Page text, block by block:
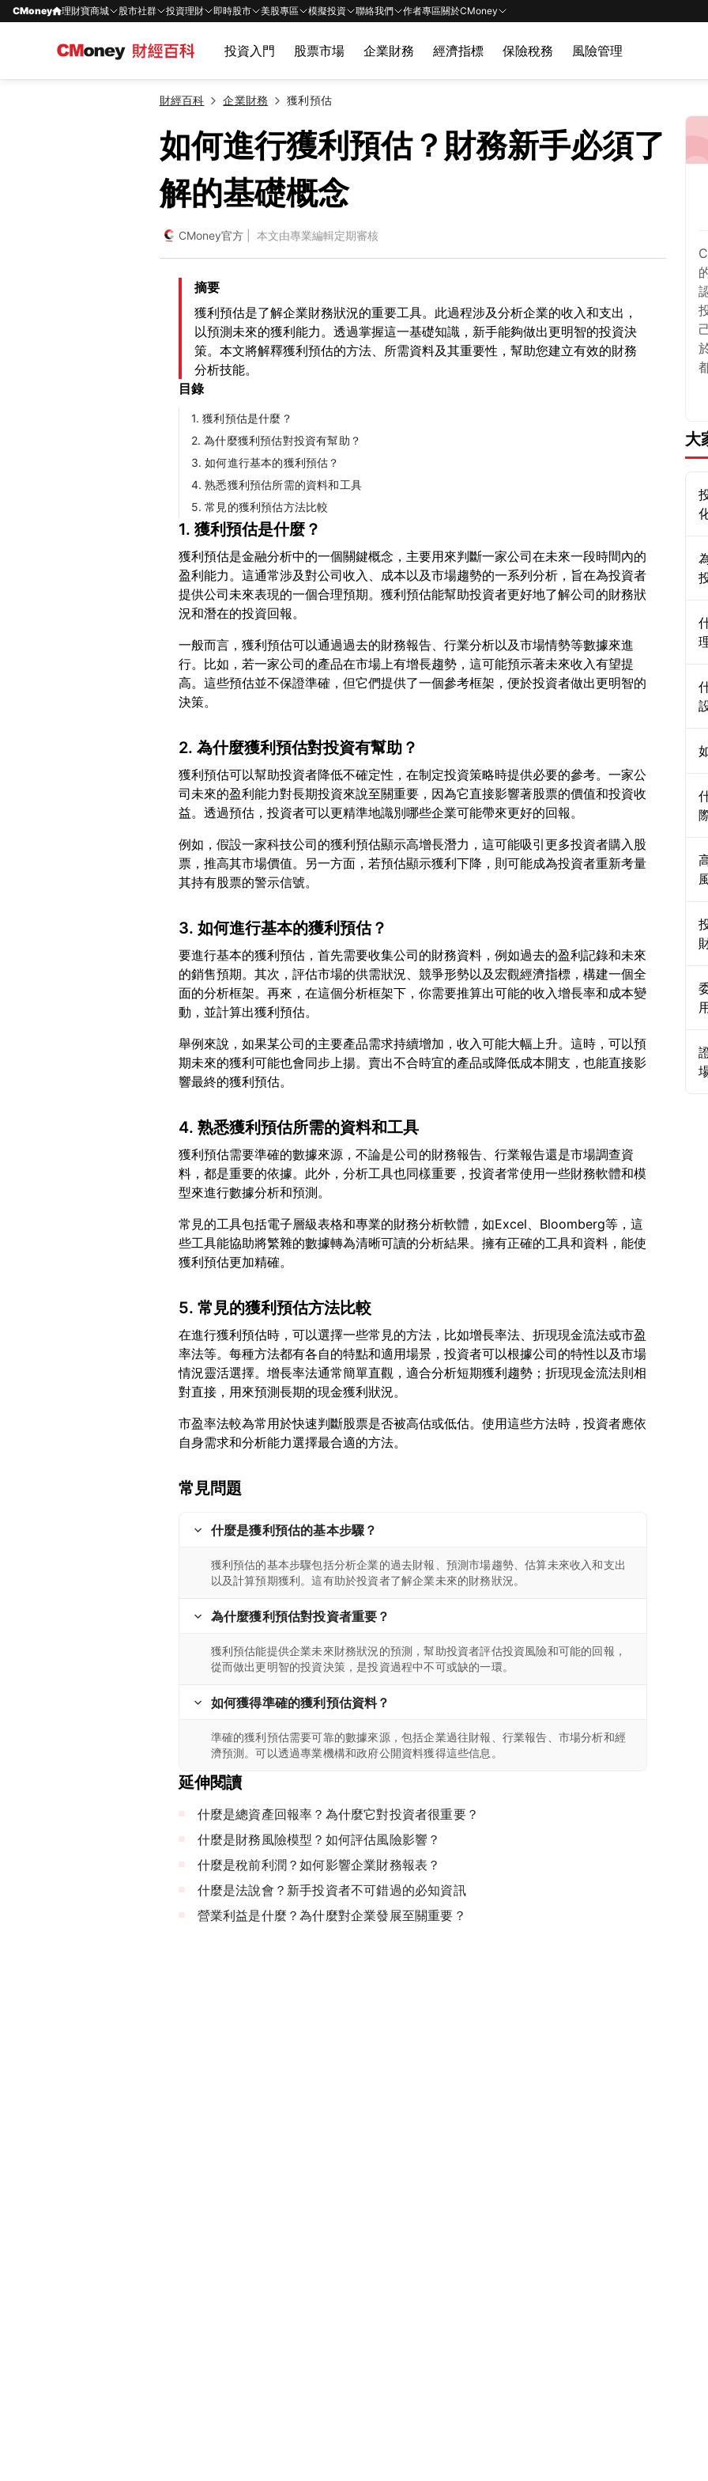
CMoney 理財寶商城 股市社群 投資理財 即時股市 美股專區 模擬投資 聯絡我們 作者專區關於CMoney
投資入門 股票市場 企業財務 經濟指標 保險稅務 風險管理
財經百科 企業財務 獲利預估
如何進行獲利預估？財務新手必須了
解的基礎概念
CMoney官方| 本文由專業編輯定期審核
摘要
獲利預估是了解企業財務狀況的重要工具。此過程涉及分析企業的收入和支出，
以預測未來的獲利能力。透過掌握這一基礎知識，新手能夠做出更明智的投資決
策。本文將解釋獲利預估的方法、所需資料及其重要性，幫助您建立有效的財務
分析技能。
目錄
1. 獲利預估是什麼？
2. 為什麼獲利預估對投資有幫助？
3. 如何進行基本的獲利預估？
4. 熟悉獲利預估所需的資料和工具
5. 常見的獲利預估方法比較
1. 獲利預估是什麼？
獲利預估是金融分析中的一個關鍵概念，主要用來判斷一家公司在未來一段時間內的
盈利能力。這通常涉及對公司收入、成本以及市場趨勢的一系列分析，旨在為投資者
提供公司未來表現的一個合理預期。獲利預估能幫助投資者更好地了解公司的財務狀
一般而言，獲利預估可以通過過去的財務報告、行業分析以及市場情勢等數據來進
行。比如，若一家公司的產品在市場上有增長趨勢，這可能預示著未來收入有望提
高。這些預估並不保證準確，但它們提供了一個參考框架，便於投資者做出更明智的
2. 為什麼獲利預估對投資有幫助？
獲利預估可以幫助投資者降低不確定性，在制定投資策略時提供必要的參考。一家公
司未來的盈利能力對長期投資來說至關重要，因為它直接影響著股票的價值和投資收
例如，假設一家科技公司的獲利預估顯示高增長潛力，這可能吸引更多投資者購入股
票，推高其市場價值。另一方面，若預估顯示獲利下降，則可能成為投資者重新考量
3. 如何進行基本的獲利預估？
要進行基本的獲利預估，首先需要收集公司的財務資料，例如過去的盈利記錄和未來
的銷售預期。其次，評估市場的供需狀況、競爭形勢以及宏觀經濟指標，構建一個全
面的分析框架。再來，在這個分析框架下，你需要推算出可能的收入增長率和成本變
舉例來說，如果某公司的主要產品需求持續增加，收入可能大幅上升。這時，可以預
期未來的獲利可能也會同步上揚。賣出不合時宜的產品或降低成本開支，也能直接影
4. 熟悉獲利預估所需的資料和工具
獲利預估需要準確的數據來源，不論是公司的財務報告、行業報告還是市場調查資
料，都是重要的依據。此外，分析工具也同樣重要，投資者常使用一些財務軟體和模
常見的工具包括電子層級表格和專業的財務分析軟體，如Excel、Bloomberg等，這
些工具能協助將繁雜的數據轉為清晰可讀的分析結果。擁有正確的工具和資料，能使
5. 常見的獲利預估方法比較
在進行獲利預估時，可以選擇一些常見的方法，比如增長率法、折現現金流法或市盈
率法等。每種方法都有各自的特點和適用場景，投資者可以根據公司的特性以及市場
情況靈活選擇。增長率法通常簡單直觀，適合分析短期獲利趨勢；折現現金流法則相
市盈率法較為常用於快速判斷股票是否被高估或低估。使用這些方法時，投資者應依
常見問題
什麼是獲利預估的基本步驟？
獲利預估的基本步驟包括分析企業的過去財報、預測市場趨勢、估算未來收入和支出
以及計算預期獲利。這有助於投資者了解企業未來的財務狀況。
為什麼獲利預估對投資者重要？
獲利預估能提供企業未來財務狀況的預測，幫助投資者評估投資風險和可能的回報，
從而做出更明智的投資決策，是投資過程中不可或缺的一環。
如何獲得準確的獲利預估資料？
準確的獲利預估需要可靠的數據來源，包括企業過往財報、行業報告、市場分析和經
濟預測。可以透過專業機構和政府公開資料獲得這些信息。
延伸閱讀
什麼是總資產回報率？為什麼它對投資者很重要？
什麼是財務風險模型？如何評估風險影響？
什麼是稅前利潤？如何影響企業財務報表？
什麼是法說會？新手投資者不可錯過的必知資訊
營業利益是什麼？為什麼對企業發展至關重要？
大